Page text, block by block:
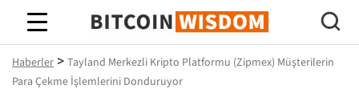
Bitcoin Bilgeliği
Haberler > Tayland Merkezli Kripto Platformu (Zipmex) Müşterilerin
Para Çekme İşlemlerini Donduruyor